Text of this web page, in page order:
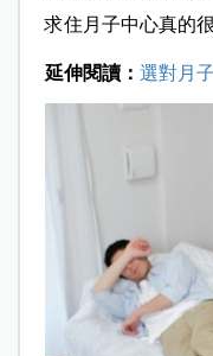
求住月子中心真的
延伸閱讀： 選對月